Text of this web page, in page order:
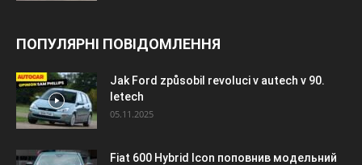
ПОПУЛЯРНІ ПОВІДОМЛЕННЯ
Jak Ford způsobil revoluci v autech v 90.
letech
05.11.2025
Fiat 600 Hybrid Icon поповнив модельний